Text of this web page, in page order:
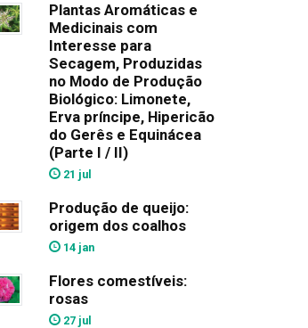
Plantas Aromáticas e
Medicinais com
Interesse para
Secagem, Produzidas
no Modo de Produção
Biológico: Limonete,
Erva príncipe, Hipericão
do Gerês e Equinácea
(Parte I / II)
21 jul
Produção de queijo:
origem dos coalhos
14 jan
Flores comestíveis:
rosas
27 jul